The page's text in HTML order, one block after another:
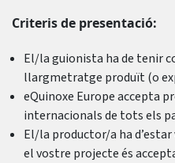
Criteris de presentació:
El/la guionista ha de tenir
llargmetratge produït (o
eQuinoxe Europe accepta
internacionals de tots els
El/la productor/a ha
el vostre projecte és